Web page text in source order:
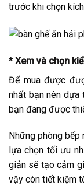
trước khi chọn
* Xem và chọn
Để mua được
nhất bạn nên dựa
bạn đang được
Những phòng bếp
lựa chọn tối ưu
giản sẽ tạo cảm
vậy còn tiết kiệm